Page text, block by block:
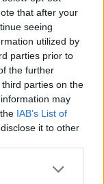
that after your
seeing
utilized by
parties prior to
the further
parties on the
may
IAB’s List of
it to other